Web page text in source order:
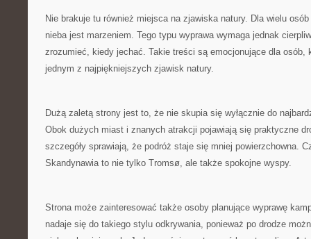
Nie brakuje tu również miejsca na zjawiska natury. Dla wielu osób
nieba jest marzeniem. Tego typu wyprawa wymaga jednak
zrozumieć, kiedy jechać. Takie treści są emocjonujące dla osób,
jednym z najpiękniejszych zjawisk natury.
Dużą zaletą strony jest to, że nie skupia się wyłącznie do
Obok dużych miast i znanych atrakcji pojawiają się praktyczne
szczegóły sprawiają, że podróż staje się mniej powierzchowna.
Skandynawia to nie tylko Tromsø, ale także spokojne wyspy.
Strona może zainteresować także osoby planujące wyprawę
nadaje się do takiego stylu odkrywania, ponieważ po drodze